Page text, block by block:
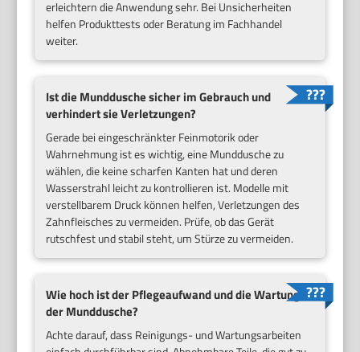
erleichtern die Anwendung sehr. Bei Unsicherheiten
helfen Produkttests oder Beratung im Fachhandel
weiter.
Ist die Munddusche sicher im Gebrauch und
verhindert sie Verletzungen?
Gerade bei eingeschränkter Feinmotorik oder
Wahrnehmung ist es wichtig, eine Munddusche zu
wählen, die keine scharfen Kanten hat und deren
Wasserstrahl leicht zu kontrollieren ist. Modelle mit
verstellbarem Druck können helfen, Verletzungen des
Zahnfleisches zu vermeiden. Prüfe, ob das Gerät
rutschfest und stabil steht, um Stürze zu vermeiden.
Wie hoch ist der Pflegeaufwand und die Wartung
der Munddusche?
Achte darauf, dass Reinigungs- und Wartungsarbeiten